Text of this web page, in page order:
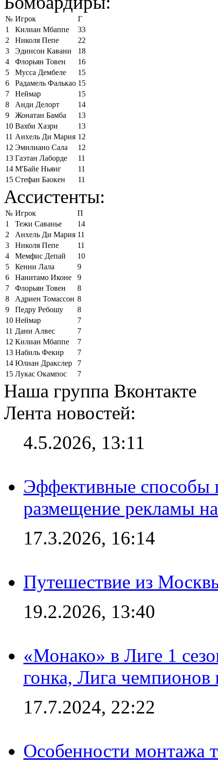
№ Игрок
Г
1
Килиан Мбаппе
33
2
Николя Пепе
22
3
Эдинсон Кавани
18
4
Флорьян Товен
16
5
Мусса Дембеле
15
6
Радамель Фалькао 15
7
Неймар
15
8
Анди Делорт
14
9
Жонатан Бамба
13
10 Вахби Хазри
13
11 Анхель Ди Мария 12
12 Эмилиано Сала
12
13 Гаэтан Лаборде
11
14 М'Байе Ньянг
11
15 Стефан Баокен 11
Ассистенты:
№ Игрок
П
1
Тежи Саванье
14
2
Анхель Ди Мария 11
3
Николя Пепе
11
4
Мемфис Депай
10
5
Кенни Лала
9
6
Нанитамо Иконе
9
7
Флорьян Товен
8
8
Адриен Томассон 8
9
Педру Ребошу
8
10 Неймар
7
11 Дани Алвес
7
12 Килиан Мбаппе
7
13 Набиль Фекир
7
14 Юлиан Дракслер
7
15 Лукас Окампос 7
Наша группа Вконтакте
Лента новостей:
4.5.2026, 13:11
Эффективные способы
размещение рекламы
17.3.2026, 16:14
Путешествие из
19.2.2026, 13:40
«Монако» в Лиге 1
гонка, Лига чемпионов
17.7.2024, 22:22
Особенности монтажа